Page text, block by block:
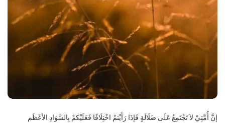
إنَّ أُمَّتِيْ لاَ تَجْتَمِعُ عَلَى ضَلَالَةٍ فَإذَا رَأَيْتمْ اخْتِلَافًا فَعَلَيْكمْ بِالسَّوَادِ الأعْظَم